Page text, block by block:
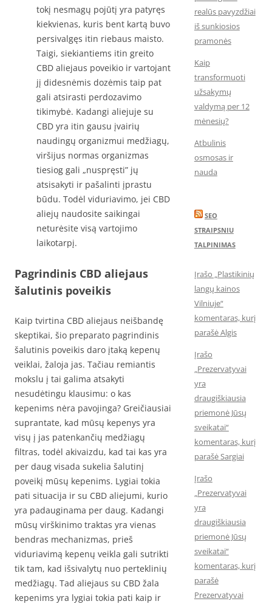
tokį nesmagų pojūtį yra patyręs
kiekvienas, kuris bent kartą buvo
persivalgęs itin riebaus maisto.
Taigi, siekiantiems itin greito
CBD aliejaus poveikio ir vartojant
jį didesnėmis dozėmis taip pat
gali atsirasti perdozavimo
tikimybė. Kadangi aliejuje su
CBD yra itin gausu įvairių
naudingų organizmui medžiagų,
viršijus normas organizmas
tiesiog gali „nuspręsti” jų
atsisakyti ir pašalinti įprastu
būdu. Todėl viduriavimo, jei CBD
aliejų naudosite saikingai
neturėsite visą vartojimo
laikotarpį.
Pagrindinis CBD aliejaus
šalutinis poveikis
Kaip tvirtina CBD aliejaus neišbandę
skeptikai, šio preparato pagrindinis
šalutinis poveikis daro įtaką kepenų
veiklai, žaloja jas. Tačiau remiantis
mokslu į tai galima atsakyti
nesudėtingu klausimu: o kas
kepenims nėra pavojinga? Greičiausiai
suprantate, kad mūsų kepenys yra
visų į jas patenkančių medžiagų
filtras, todėl akivaizdu, kad tai kas yra
per daug visada sukelia šalutinį
poveikį mūsų kepenims. Lygiai tokia
pati situacija ir su CBD aliejumi, kurio
yra padauginama per daug. Kadangi
mūsų virškinimo traktas yra vienas
bendras mechanizmas, prieš
viduriavimą kepenų veikla gali sutrikti
tik tam, kad išsivalytų nuo perteklinių
medžiagų. Tad aliejaus su CBD žala
kepenims yra lygiai tokia pati kaip ir
realūs pavyzdžiai
iš sunkiosios
pramonės
Kaip
transformuoti
užsakymų
valdymą per 12
mėnesių?
Atbulinis
osmosas ir
nauda
SEO
STRAIPSNIU
TALPINIMAS
Įrašo „Plastikinių
langų kainos
Vilniuje“
komentaras, kurį
parašė Algis
Įrašo
„Prezervatyvai
yra
draugiškiausia
priemonė Jūsų
sveikatai“
komentaras, kurį
parašė Sargiai
Įrašo
„Prezervatyvai
yra
draugiškiausia
priemonė Jūsų
sveikatai“
komentaras, kurį
parašė
Prezervatyvai